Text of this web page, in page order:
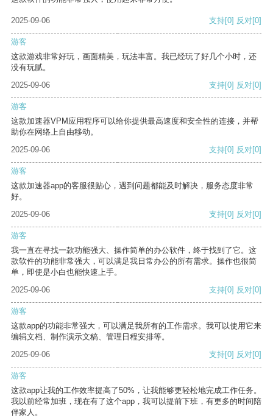
2025-09-06 支持[0] 反对[0]
游客
这款游戏非常好玩，画面精美，玩法丰富。我已经玩了好几个小时，还
没有玩腻。
2025-09-06
支持[0] 反对[0]
游客
这款加速器VPM应用程序可以给你提供最高速度和安全性的连接，并帮
助你在网络上自由移动。
2025-09-06
支持[0] 反对[0]
游客
这款加速器app的客服很贴心，遇到问题都能及时解决，服务态度非常
好。
2025-09-06
支持[0] 反对[0]
游客
我一直在寻找一款功能强大、操作简单的办公软件，终于找到了它。这
款软件的功能非常强大，可以满足我日常办公的所有需求。操作也很简
单，即使是小白也能快速上手。
2025-09-06
支持[0] 反对[0]
游客
这款app的功能非常强大，可以满足我所有的工作需求。我可以使用它来
编辑文档、制作演示文稿、管理日程安排等。
2025-09-06
支持[0] 反对[0]
游客
这款app让我的工作效率提高了50%，让我能够更轻松地完成工作任务。
我以前经常加班，现在有了这个app，我可以提前下班，有更多的时间陪
伴家人。